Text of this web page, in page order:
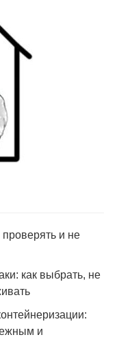
и не
как выбрать, не
и